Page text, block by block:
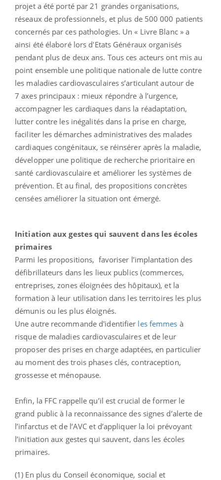
projet a été porté par 21 grandes organisations,
réseaux de professionnels, et plus de 500 000 patients
concernés par ces pathologies. Un « Livre Blanc » a
ainsi été élaboré lors d'Etats Généraux organisés
pendant plus de deux ans. Tous ces acteurs ont mis au
point ensemble une politique nationale de lutte contre
les maladies cardiovasculaires s’articulant autour de
7 axes principaux : mieux répondre à l’urgence,
accompagner les cardiaques dans la réadaptation,
lutter contre les inégalités dans la prise en charge,
faciliter les démarches administratives des malades
cardiaques congénitaux, se réinsérer après la maladie,
développer une politique de recherche prioritaire en
santé cardiovasculaire et améliorer les systèmes de
prévention. Et au final, des propositions concrètes
censées améliorer la situation ont émergé.
Initiation aux gestes qui sauvent dans les écoles
primaires
Parmi les propositions, favoriser l’implantation des
défibrillateurs dans les lieux publics (commerces,
entreprises, zones éloignées des hôpitaux), et la
formation à leur utilisation dans les territoires les plus
démunis ou les plus éloignés.
Une autre recommande d'identifier les femmes à
risque de maladies cardiovasculaires et de leur
proposer des prises en charge adaptées, en particulier
au moment des trois phases clés, contraception,
grossesse et ménopause.
Enfin, la FFC rappelle qu’il est crucial de former le
grand public à la reconnaissance des signes d’alerte de
l’infarctus et de l’AVC et d’appliquer la loi prévoyant
l’initiation aux gestes qui sauvent, dans les écoles
primaires.
(1) En plus du Conseil économique, social et